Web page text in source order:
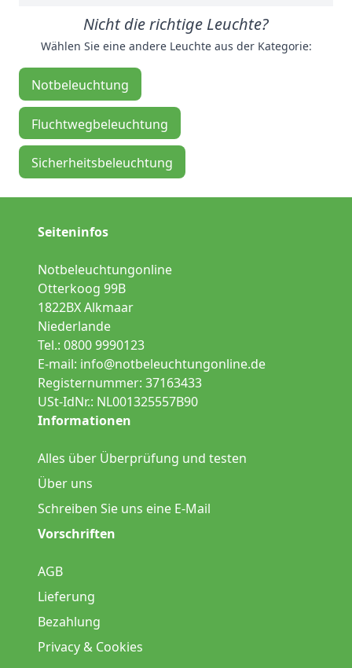
Nicht die richtige Leuchte?
Wählen Sie eine andere Leuchte aus der Kategorie:
Notbeleuchtung
Fluchtwegbeleuchtung
Sicherheitsbeleuchtung
Seiteninfos
Notbeleuchtungonline
Otterkoog 99B
1822BX Alkmaar
Niederlande
Tel.: 0800 9990123
E-mail: info@notbeleuchtungonline.de
Registernummer: 37163433
USt-IdNr.: NL001325557B90
Informationen
Alles über Überprüfung und testen
Über uns
Schreiben Sie uns eine E-Mail
Vorschriften
AGB
Lieferung
Bezahlung
Privacy & Cookies